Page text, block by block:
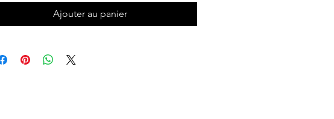
Ajouter au panier